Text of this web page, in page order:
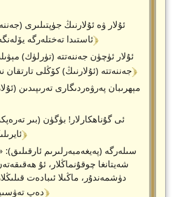
ئۇلار ۋە ئۇلارنىڭ جۈپتىلىرى
ئاستىدا تەختلەرگە﴾ 56 ﴿
ئۇلار ئۈچۈن جەننەتتە (تۈرلۈك)
جەننەتتە (ئۇلارنىڭ) كۆڭلى تارتقان﴾ 57 ﴿
مېھرىبان پەرۋەردىگارى تەرىپىدىن
﴾ 59 ﴿
سىلەرگە (پەيغەمبەرلىرىم ئارقىلىق):
شەيتانغا چوقۇنماڭلار، ئۇ
دۈشمەندۇر، ماڭىلا ئىبادەت
دەپ﴾ 60 ﴿